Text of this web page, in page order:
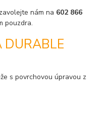
nám na 602 866
pouzdra.
DURABLE
s povrchovou úpravou z